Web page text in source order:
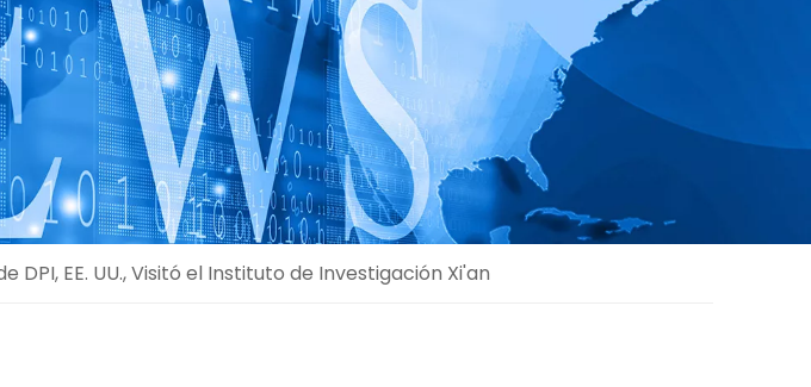
DPI, EE. UU., Visitó el Instituto de Investigación Xi'an